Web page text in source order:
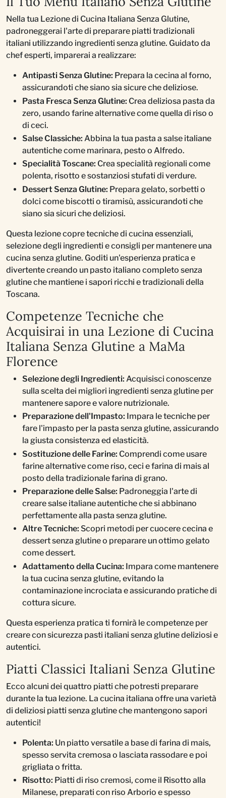
Nella tua Lezione di Cucina Italiana Senza Glutine,
padroneggerai l'arte di preparare piatti tradizionali
italiani utilizzando ingredienti senza glutine. Guidato da
chef esperti, imparerai a realizzare:
Antipasti Senza Glutine: Prepara la cecina al forno,
assicurandoti che siano sia sicure che deliziose.
Pasta Fresca Senza Glutine: Crea deliziosa pasta da
zero, usando farine alternative come quella di riso o
di ceci.
Salse Classiche: Abbina la tua pasta a salse italiane
autentiche come marinara, pesto o Alfredo.
Specialità Toscane: Crea specialità regionali come
polenta, risotto e sostanziosi stufati di verdure.
Dessert Senza Glutine: Prepara gelato, sorbetti o
dolci come biscotti o tiramisù, assicurandoti che
siano sia sicuri che deliziosi.
Questa lezione copre tecniche di cucina essenziali,
selezione degli ingredienti e consigli per mantenere una
cucina senza glutine. Goditi un'esperienza pratica e
divertente creando un pasto italiano completo senza
glutine che mantiene i sapori ricchi e tradizionali della
Toscana.
Competenze Tecniche che
Acquisirai in una Lezione di Cucina
Italiana Senza Glutine a MaMa
Florence
Selezione degli Ingredienti: Acquisisci conoscenze
sulla scelta dei migliori ingredienti senza glutine per
mantenere sapore e valore nutrizionale.
Preparazione dell'Impasto: Impara le tecniche per
fare l'impasto per la pasta senza glutine, assicurando
la giusta consistenza ed elasticità.
Sostituzione delle Farine: Comprendi come usare
farine alternative come riso, ceci e farina di mais al
posto della tradizionale farina di grano.
Preparazione delle Salse: Padroneggia l'arte di
creare salse italiane autentiche che si abbinano
perfettamente alla pasta senza glutine.
Altre Tecniche: Scopri metodi per cuocere cecina e
dessert senza glutine o preparare un ottimo gelato
come dessert.
Adattamento della Cucina: Impara come mantenere
la tua cucina senza glutine, evitando la
contaminazione incrociata e assicurando pratiche di
cottura sicure.
Questa esperienza pratica ti fornirà le competenze per
creare con sicurezza pasti italiani senza glutine deliziosi e
autentici.
Piatti Classici Italiani Senza Glutine
Ecco alcuni dei quattro piatti che potresti preparare
durante la tua lezione. La cucina italiana offre una varietà
di deliziosi piatti senza glutine che mantengono sapori
autentici!
Polenta: Un piatto versatile a base di farina di mais,
spesso servita cremosa o lasciata rassodare e poi
grigliata o fritta.
Risotto: Piatti di riso cremosi, come il Risotto alla
Milanese, preparati con riso Arborio e spesso